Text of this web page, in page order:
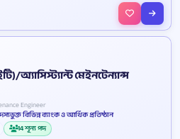
অ্যাসিস্ট্যান্ট মেইনটেন্যান্স
Engineer
বিভিন্ন ব্যাংক ও আর্থিক প্রতিষ্ঠান
14 শূন্য পদ